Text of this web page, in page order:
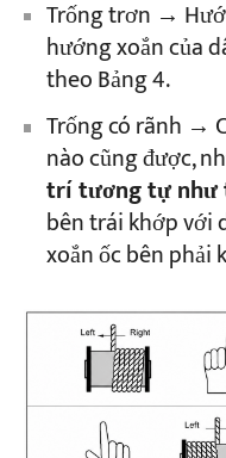
Trống trơn →
hướng xoắn của
theo Bảng 4.
Trống có rãnh →
nào cũng được,
trí tương tự như
bên trái khớp với
xoắn ốc bên phải